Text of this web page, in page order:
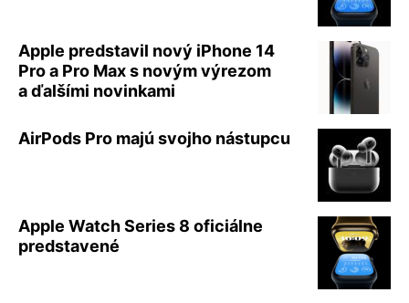
Apple predstavil nový iPhone 14
Pro a Pro Max s novým výrezom
a ďalšími novinkami
AirPods Pro majú svojho nástupcu
Apple Watch Series 8 oficiálne
predstavené